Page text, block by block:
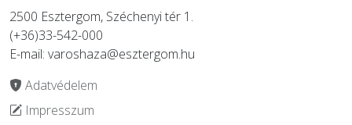
2500 Esztergom, Széchenyi tér 1.
(+36)33-542-000
E-mail: varoshaza@esztergom.hu
Adatvédelem
Impresszum